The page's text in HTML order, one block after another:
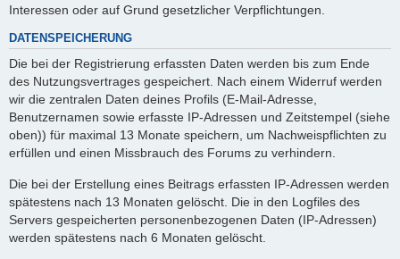
Interessen oder auf Grund gesetzlicher Verpflichtungen.
DATENSPEICHERUNG
Die bei der Registrierung erfassten Daten werden bis zum Ende
des Nutzungsvertrages gespeichert. Nach einem Widerruf werden
wir die zentralen Daten deines Profils (E-Mail-Adresse,
Benutzernamen sowie erfasste IP-Adressen und Zeitstempel (siehe
oben)) für maximal 13 Monate speichern, um Nachweispflichten zu
erfüllen und einen Missbrauch des Forums zu verhindern.
Die bei der Erstellung eines Beitrags erfassten IP-Adressen werden
spätestens nach 13 Monaten gelöscht. Die in den Logfiles des
Servers gespeicherten personenbezogenen Daten (IP-Adressen)
werden spätestens nach 6 Monaten gelöscht.